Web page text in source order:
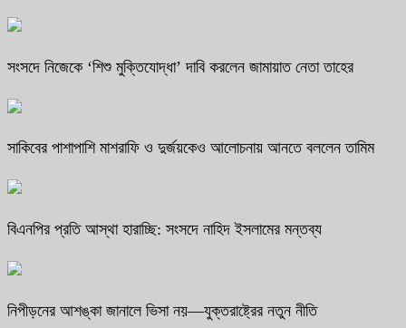
সংসদে নিজেকে ‘শিশু মুক্তিযোদ্ধা’ দাবি করলেন জামায়াত নেতা তাহের
সাকিবের পাশাপাশি মাশরাফি ও দুর্জয়কেও আলোচনায় আনতে বললেন তামিম
বিএনপির প্রতি আস্থা হারাচ্ছি: সংসদে নাহিদ ইসলামের মন্তব্য
নিপীড়নের আশঙ্কা জানালে ভিসা নয়—যুক্তরাষ্ট্রের নতুন নীতি